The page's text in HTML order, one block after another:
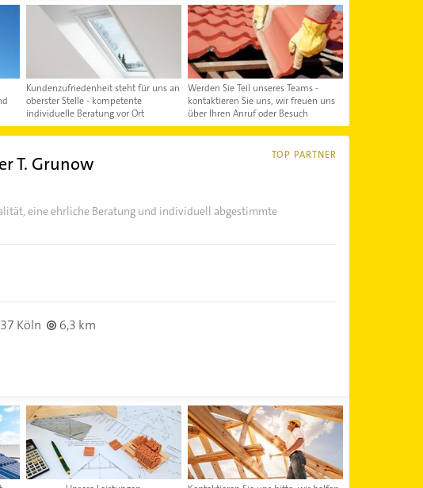
Kundenzufriedenheit steht für uns an
oberster Stelle - kompetente
individuelle Beratung vor Ort
Werden Sie Teil unseres Teams -
kontaktieren Sie uns, wir freuen uns
über Ihren Anruf oder Besuch
TOP PARTNER
T. Grunow
eine ehrliche Beratung und individuell abgestimmte
Köln
6,3 km